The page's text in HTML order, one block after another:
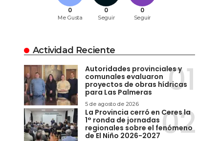
0
Me Gusta
0
Seguir
0
Seguir
Actividad Reciente
Autoridades provinciales y
comunales evaluaron
proyectos de obras hídricas
para Las Palmeras
5 de agosto de 2026
La Provincia cerró en Ceres la
1° ronda de jornadas
regionales sobre el fenómeno
de El Niño 2026-2027